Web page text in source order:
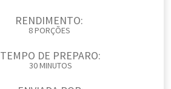
RENDIMENTO:
8 PORÇÕES
TEMPO DE PREPARO:
30 MINUTOS